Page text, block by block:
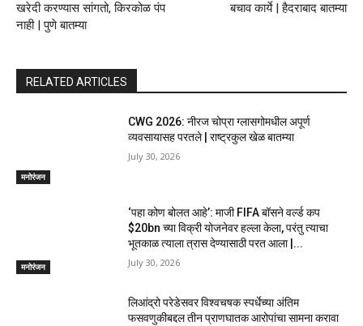
खरेदी करण्यास सांगतो, किरकोळ पंप
नाही | पुणे बातम्या
बचाव कार्ये | हैदराबाद बातम्या
RELATED ARTICLES
मनोरंजन
CWG 2026: नीरज चोप्रा ग्लासगोमधील अपूर्ण
व्यवसायासह परतले | राष्ट्रकुल खेळ बातम्या
July 30, 2026
मनोरंजन
‘पहा कोण बोलत आहे’: माजी FIFA बॉसने वर्ल्ड कप
$20bn च्या विक्री योजनेवर हल्ला केला, परंतु त्याचा
भूतकाळ त्याला त्रास देण्यासाठी परत आला |...
July 30, 2026
लिआंद्रो परेडेसवर विश्वचषक स्पर्धेच्या अंतिम
फसवणुकीबद्दल तीन प्राणघातक आरोपांचा सामना करावा